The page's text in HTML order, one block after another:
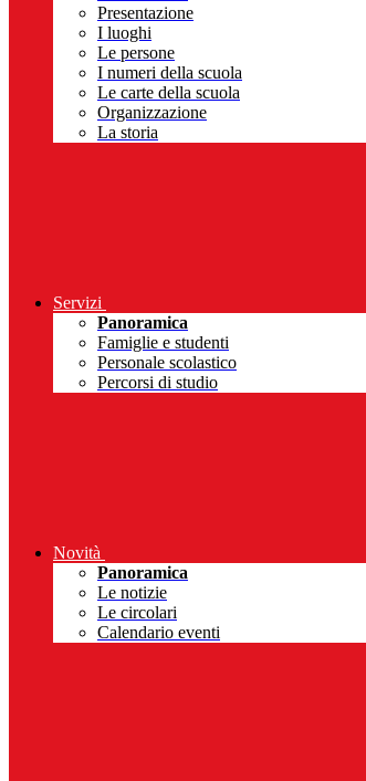
Presentazione
I luoghi
Le persone
I numeri della scuola
Le carte della scuola
Organizzazione
La storia
Servizi
Panoramica
Famiglie e studenti
Personale scolastico
Percorsi di studio
Novità
Panoramica
Le notizie
Le circolari
Calendario eventi